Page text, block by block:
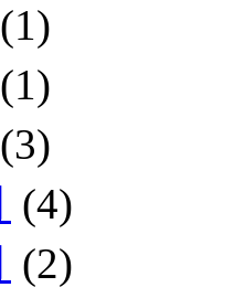
(1)
(1)
(3)
(4)
(2)